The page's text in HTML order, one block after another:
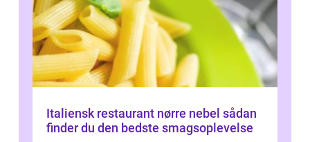
Italiensk restaurant nørre nebel sådan
finder du den bedste smagsoplevelse